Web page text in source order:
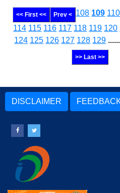
<< First << Prev < 108 109 110
114 115 116 117 118 119 120
124 125 126 127 128 129
>> Last >>
DISCLAIMER